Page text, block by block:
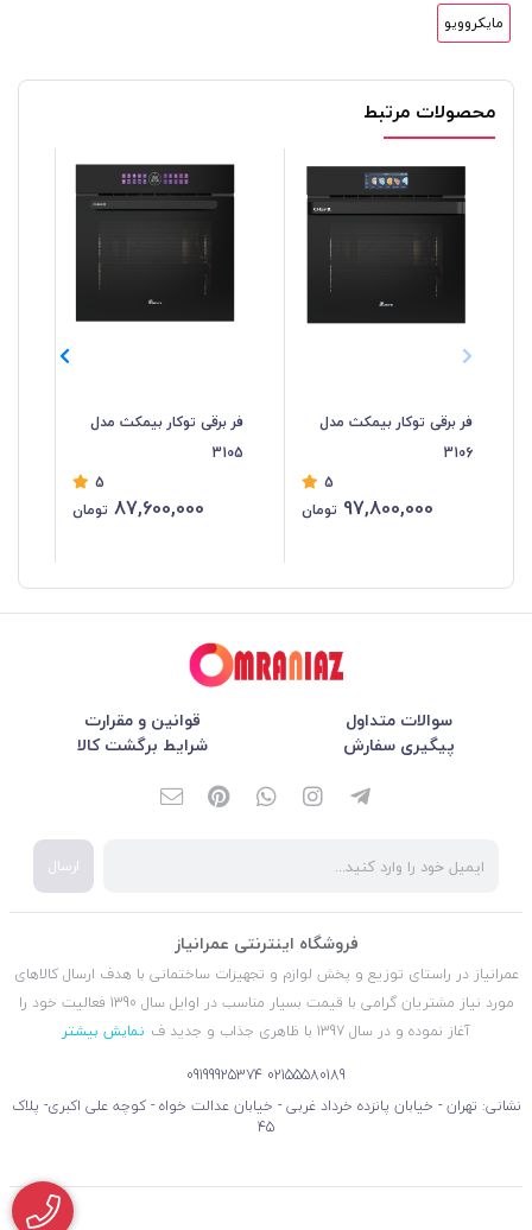
مایکروویو
محصولات مرتبط
فر برقی توکار بیمکث مدل
3106
5
97,800,000 تومان
فر برقی توکار بیمکث مدل
3105
5
87,600,000 تومان
سوالات متداول
قوانین و مقرارت
پیگیری سفارش
شرایط برگشت کالا
ارسال
فروشگاه اینترنتی عمرانیاز
عمرانیاز در راستای توزیع و پخش لوازم و تجهیزات ساختمانی با هدف ارسال کالاهای
مورد نیاز مشتریان گرامی با قیمت بسیار مناسب در اوایل سال 1390 فعالیت خود را
آغاز نموده و در سال 1397 با ظاهری جذاب و جدید ف
نمایش بیشتر
02155580189
09199925374
نشانی: تهران - خیابان پانزده خرداد غربی - خیابان عدالت خواه - کوچه علی اکبری- پلاک
45